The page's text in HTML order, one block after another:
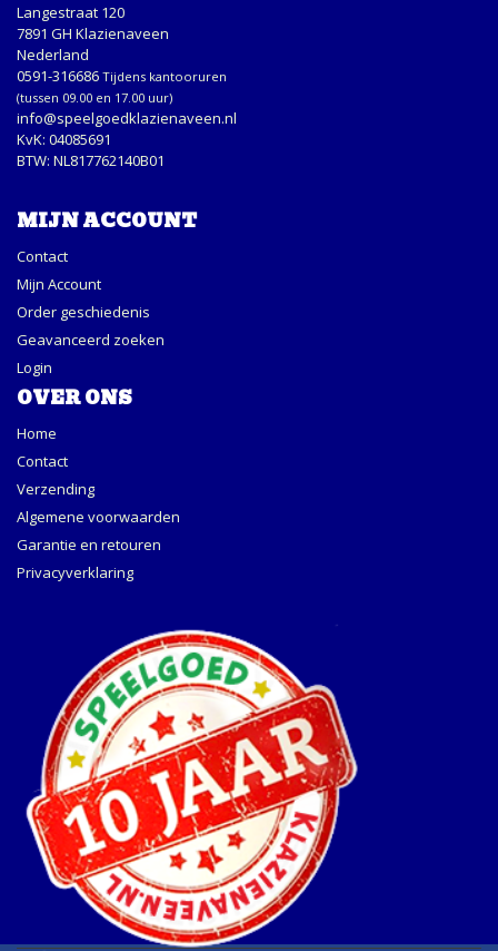
Langestraat 120
7891 GH Klazienaveen
Nederland
0591-316686 Tijdens kantooruren
(tussen 09.00 en 17.00 uur)
info@speelgoedklazienaveen.nl
KvK: 04085691
BTW: NL817762140B01
MIJN ACCOUNT
Contact
Mijn Account
Order geschiedenis
Geavanceerd zoeken
Login
OVER ONS
Home
Contact
Verzending
Algemene voorwaarden
Garantie en retouren
Privacyverklaring